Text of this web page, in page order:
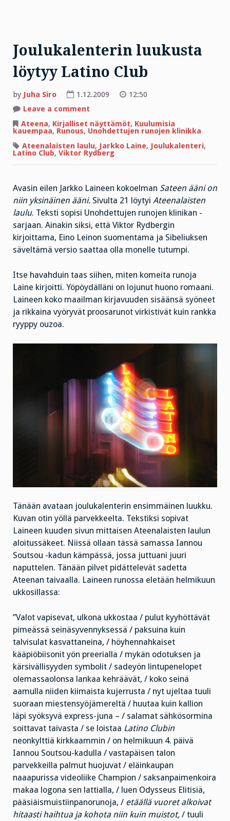
Joulukalenterin luukusta
löytyy Latino Club
by Juha Siro 1.12.2009
12:50
Leave a comment
luukusta
löytyy
Club
Ateena, Kirjalliset näyttämöt, Kuulumisia
kauempaa, Runous, Unohdettujen runojen klinikka
Ateenalaisten laulu, Jarkko Laine, Joulukalenteri,
Latino Club, Viktor Rydberg
Avasin eilen Jarkko Laineen kokoelman Sateen ääni on
niin yksinäinen ääni. Sivulta 21 löytyi Ateenalaisten
laulu. Teksti sopisi Unohdettujen runojen klinikan -
sarjaan. Ainakin siksi, että Viktor Rydbergin
kirjoittama, Eino Leinon suomentama ja Sibeliuksen
säveltämä versio saattaa olla monelle tutumpi.
Itse havahduin taas siihen, miten komeita runoja
Laine kirjoitti. Yöpöydälläni on lojunut huono romaani.
Laineen koko maailman kirjavuuden sisäänsä syöneet
ja rikkaina vyöryvät proosarunot virkistivät kuin rankka
ryyppy ouzoa.
Tänään avataan joulukalenterin ensimmäinen luukku.
Kuvan otin yöllä parvekkeelta. Tekstiksi sopivat
Laineen kuuden sivun mittaisen Ateenalaisten laulun
aloitussäkeet. Niissä ollaan tässä samassa Iannou
Soutsou -kadun kämpässä, jossa juttuani juuri
naputtelen. Tänään pilvet pidättelevät sadetta
Ateenan taivaalla. Laineen runossa eletään helmikuun
ukkosillassa:
”Valot vapisevat, ulkona ukkostaa / pulut kyyhöttävät
pimeässä seinäsyvennyksessä / paksuina kuin
talvisulat kasvattaneina, / höyhennahkaiset
kääpiöbiisonit yön preerialla / mykän odotuksen ja
kärsivällisyyden symbolit / sadeyön lintupenelopet
olemassaolonsa lankaa kehräävät, / koko seinä
aamulla niiden kiimaista kujerrusta / nyt ujeltaa tuuli
suoraan miestensyöjämereltä / huutaa kuin kallion
läpi syöksyvä express-juna – / salamat sähkösormina
soittavat taivasta / se loistaa Latino Clubin
neonkylttiä kirkkaammin / on helmikuun 4. päivä
Iannou Soutsou-kadulla / vastapäisen talon
parvekkeilla palmut huojuvat / eläinkaupan
naaapurissa videoliike Champion / saksanpaimenkoira
makaa logona sen lattialla, / luen Odysseus Elitisiä,
pääsiäismuistiinpanorunoja, / etäällä vuoret alkoivat
hitaasti haihtua ja kohota niin kuin muistot, / tuuli